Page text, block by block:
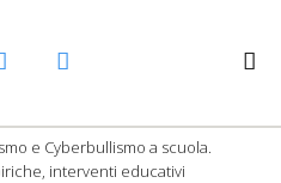
e Cyberbullismo a scuola.
interventi educativi